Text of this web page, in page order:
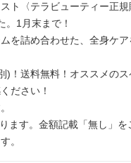
ト〈テラビューティー正
。1月末まで！
を詰め合わせた、全身ケ
)！送料無料！オススメの
ださい！
ます。金額記載「無し」
。